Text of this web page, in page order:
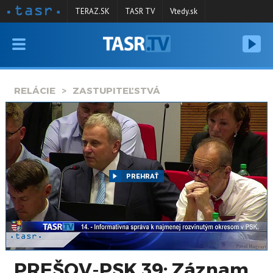
VYSIELANIE
SPRAVODAJSTVO
KONTAKT
ARCHÍV
TERAZ.SK TASR TV Vtedy.sk
RELÁCIE ZASTUPITEĽSTVÁ
PREHRAŤ